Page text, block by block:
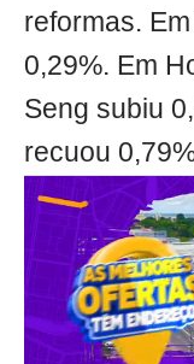
reformas.
0,29%. Em
Seng subiu
recuou